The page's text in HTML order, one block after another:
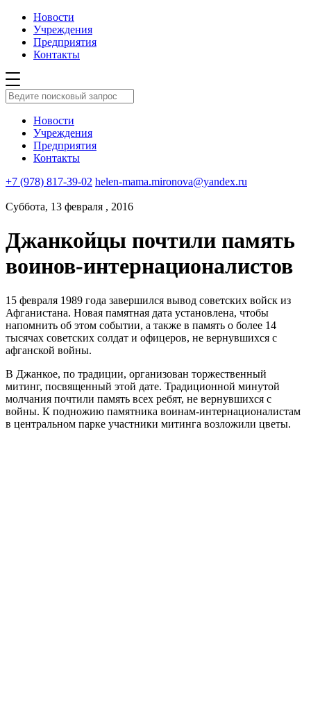
Новости
Учреждения
Предприятия
Контакты
Новости
Учреждения
Предприятия
Контакты
+7 (978) 817-39-02 helen-mama.mironova@yandex.ru
Суббота, 13 февраля , 2016
Джанкойцы почтили память
воинов-интернационалистов
15 февраля 1989 года завершился вывод советских войск из
Афганистана. Новая памятная дата установлена, чтобы
напомнить об этом событии, а также в память о более 14
тысячах советских солдат и офицеров, не вернувшихся с
афганской войны.
В Джанкое, по традиции, организован торжественный
митинг, посвященный этой дате. Традиционной минутой
молчания почтили память всех ребят, не вернувшихся с
войны. К подножию памятника воинам-интернационалистам
в центральном парке участники митинга возложили цветы.